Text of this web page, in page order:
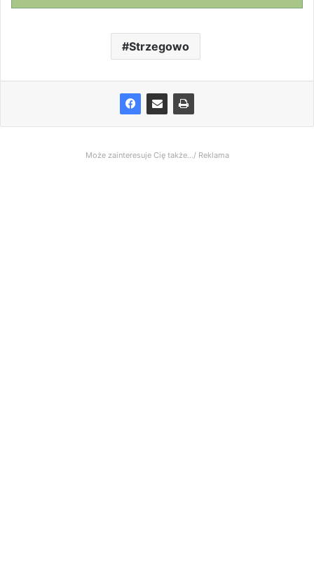
Strzegowo
Może zainteresuje Cię także.../ Reklama